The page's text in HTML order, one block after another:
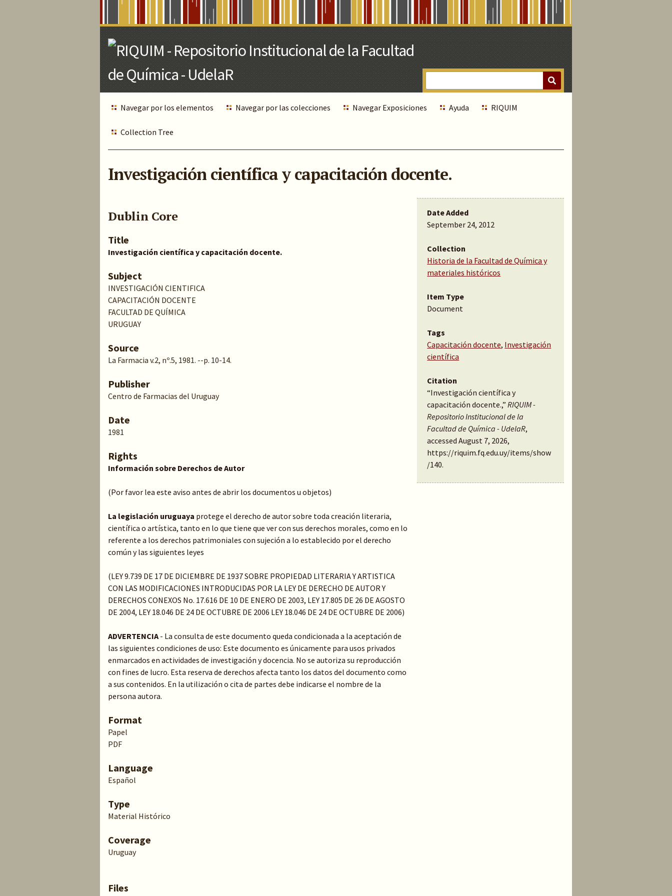
Navegar por los elementos Navegar por las colecciones Navegar Exposiciones Ayuda RIQUIM
Collection Tree
Investigación científica y capacitación docente.
Dublin Core
Title
Investigación científica y capacitación docente.
Subject
INVESTIGACIÓN CIENTIFICA
CAPACITACIÓN DOCENTE
FACULTAD DE QUÍMICA
URUGUAY
Source
La Farmacia v.2, nº.5, 1981. --p. 10-14.
Publisher
Centro de Farmacias del Uruguay
Date
1981
Rights
Información sobre Derechos de Autor
(Por favor lea este aviso antes de abrir los documentos u objetos)
La legislación uruguaya protege el derecho de autor sobre toda creación literaria,
científica o artística, tanto en lo que tiene que ver con sus derechos morales, como en lo
referente a los derechos patrimoniales con sujeción a lo establecido por el derecho
común y las siguientes leyes
(LEY 9.739 DE 17 DE DICIEMBRE DE 1937 SOBRE PROPIEDAD LITERARIA Y ARTISTICA
CON LAS MODIFICACIONES INTRODUCIDAS POR LA LEY DE DERECHO DE AUTOR Y
DERECHOS CONEXOS No. 17.616 DE 10 DE ENERO DE 2003, LEY 17.805 DE 26 DE AGOSTO
DE 2004, LEY 18.046 DE 24 DE OCTUBRE DE 2006 LEY 18.046 DE 24 DE OCTUBRE DE 2006)
ADVERTENCIA- La consulta de este documento queda condicionada a la aceptación de
las siguientes condiciones de uso: Este documento es únicamente para usos privados
enmarcados en actividades de investigación y docencia. No se autoriza su reproducción
con fines de lucro. Esta reserva de derechos afecta tanto los datos del documento como
a sus contenidos. En la utilización o cita de partes debe indicarse el nombre de la
persona autora.
Format
Papel
PDF
Language
Español
Type
Material Histórico
Coverage
Uruguay
Files
Date Added
September 24, 2012
Collection
Historia de la Facultad de Química y
materiales históricos
Item Type
Document
Tags
Capacitación docente, Investigación
científica
Citation
“Investigación científica y
capacitación docente.,”RIQUIM -
Repositorio Institucional de la
Facultad de Química - UdelaR,
accessed August 7, 2026,
https://riquim.fq.edu.uy/items/show
/140.